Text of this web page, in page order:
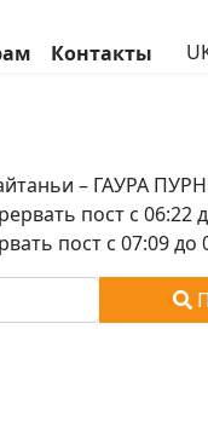
Контакты
– ГАУРА
пост с 06:22
пост с 07:09 до